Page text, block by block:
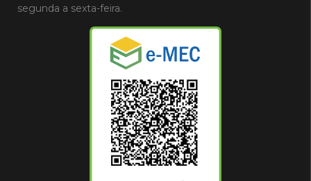
segunda a sexta-feira.